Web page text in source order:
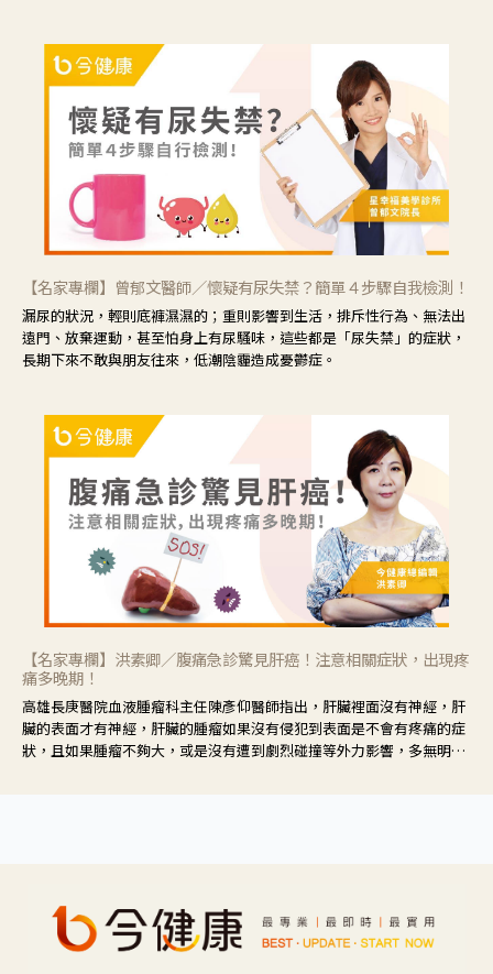
【名家專欄】曾郁文醫師／懷疑有尿失禁？簡單４步驟自我檢測！
漏尿的狀況，輕則底褲濕濕的；重則影響到生活，排斥性行為、無法出
遠門、放棄運動，甚至怕身上有尿騷味，這些都是「尿失禁」的症狀，
長期下來不敢與朋友往來，低潮陰霾造成憂鬱症。
【名家專欄】洪素卿／腹痛急診驚見肝癌！注意相關症狀，出現疼
痛多晚期！
高雄長庚醫院血液腫瘤科主任陳彥仰醫師指出，肝臟裡面沒有神經，肝
臟的表面才有神經，肝臟的腫瘤如果沒有侵犯到表面是不會有疼痛的症
狀，且如果腫瘤不夠大，或是沒有遭到劇烈碰撞等外力影響，多無明顯